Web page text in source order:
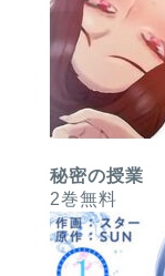
秘密の授業
2巻無料